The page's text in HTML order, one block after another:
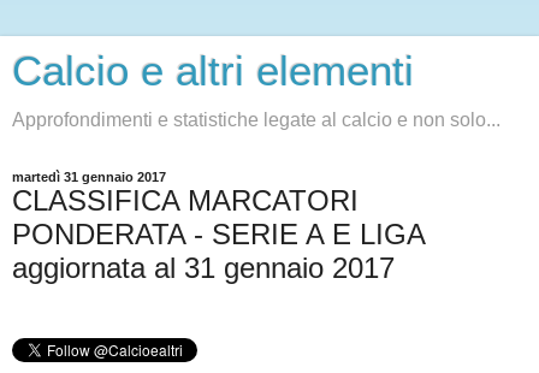
Calcio e altri elementi
Approfondimenti e statistiche legate al calcio e non solo...
martedì 31 gennaio 2017
CLASSIFICA MARCATORI
PONDERATA - SERIE A E LIGA
aggiornata al 31 gennaio 2017